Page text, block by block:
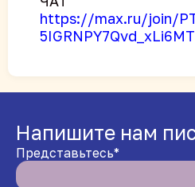
https://max.ru/join/
Напишите нам
Представьтесь*